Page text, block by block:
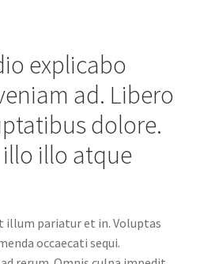
explicabo
ad. Libero
dolore.
illo atque
illum pariatur et in. Voluptas
occaecati sequi.